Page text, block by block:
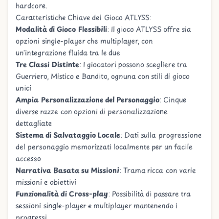
hardcore.
Caratteristiche Chiave del Gioco ATLYSS:
Modalità di Gioco Flessibili: Il gioco ATLYSS offre sia
opzioni single-player che multiplayer, con
un'integrazione fluida tra le due
Tre Classi Distinte: I giocatori possono scegliere tra
Guerriero, Mistico e Bandito, ognuna con stili di gioco
unici
Ampia Personalizzazione del Personaggio: Cinque
diverse razze con opzioni di personalizzazione
dettagliate
Sistema di Salvataggio Locale: Dati sulla progressione
del personaggio memorizzati localmente per un facile
accesso
Narrativa Basata su Missioni: Trama ricca con varie
missioni e obiettivi
Funzionalità di Cross-play: Possibilità di passare tra
sessioni single-player e multiplayer mantenendo i